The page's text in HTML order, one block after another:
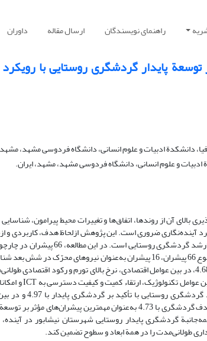
راهنمای نویسندگان ارسال مقاله داوران
پایدار گردشگری روستایی با
دانشکدة ادبیات و علوم انسانی، دانشگاه فردوسی مشهد،
ادبیات و علوم انسانی، دانشگاه فردوسی مشهد، مشهد، ایران.
آن از روندها، اتفاق‏‌ها و تغییرات محیط پیرامون،
آینده‌نگاری ضروری است. این پژوهش ازلحاظ هدف، کاربردی و
در سه سطح محلی، ملی و بین‏‌المللی شناسایی شده‌‏اند. از مجموع 66 پیشران، 16 پیشران
عوامل محیطی، اتخاذ سیاست‏‌های
سازمان میراث فرهنگی و گردشگری به روستاهای مقصد/هدف گردشگری با 4.73 به‏‌عنوان
گردشگری پایدار روستایی شهرستان نیشابور در آینده،
طولانی‏‌مدت را در همة ابعاد و سطوح تضمین کند.